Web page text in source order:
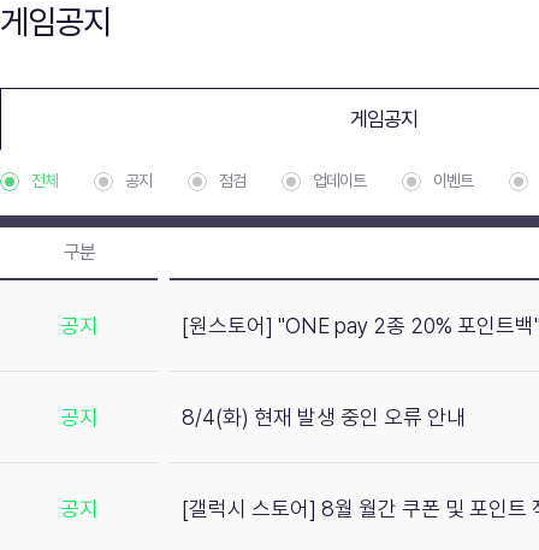
게임공지
게임공지
전체 공지 점검 업데이트 이벤트
구분
공지 [원스토어] "ONE pay 2종 20% 포인트백
공지 8/4(화) 현재 발생 중인 오류 안내
공지 [갤럭시 스토어] 8월 월간 쿠폰 및 포인트